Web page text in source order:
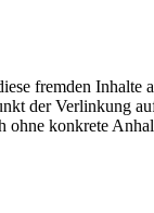
fremden Inhalte
der Verlinkung
konkrete